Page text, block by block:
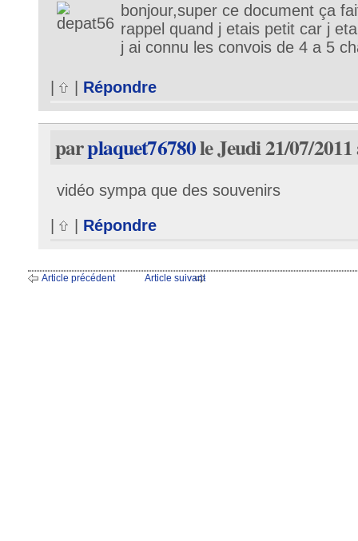
bonjour,super ce document ça
rappel quand j etais petit car j
j ai connu les convois de 4 a 5
Répondre
parplaquet76780le Jeudi 21/07/
vidéo sympa que des souvenirs
Répondre
Article précédent Article suivant